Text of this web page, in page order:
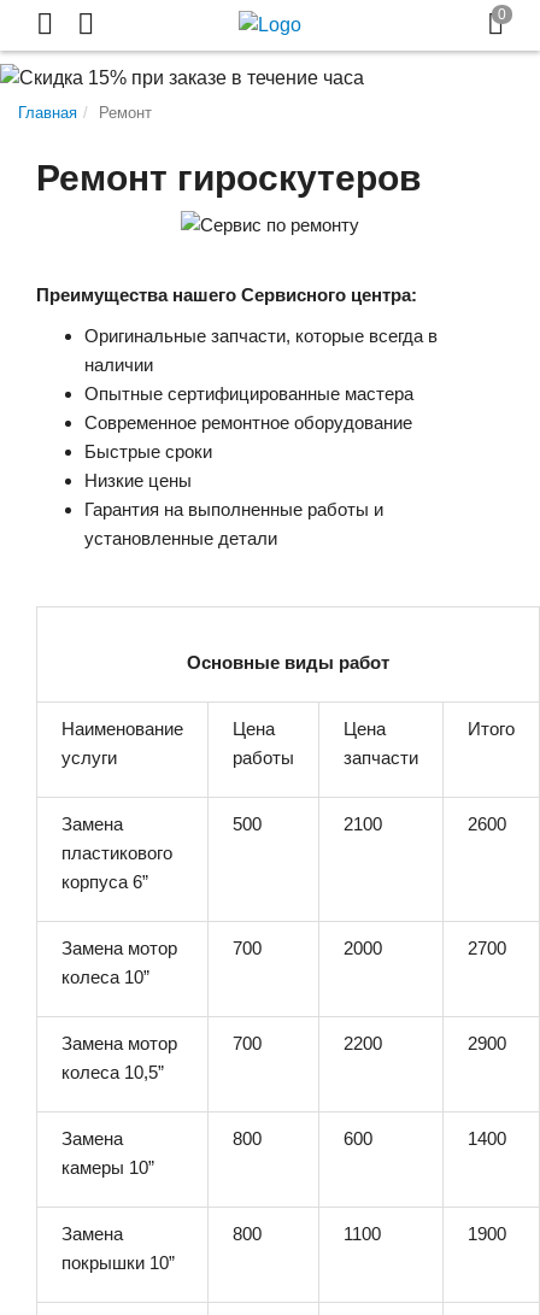
Главная Ремонт
Ремонт гироскутеров
Преимущества нашего Сервисного центра:
Оригинальные запчасти, которые всегда в
наличии
Опытные сертифицированные мастера
Современное ремонтное оборудование
Быстрые сроки
Низкие цены
Гарантия на выполненные работы и
установленные детали
Основные виды работ
Наименование
услуги
Цена
работы
Цена
запчасти
Итого
Замена
пластикового
корпуса 6”
500 2100 2600
Замена мотор
колеса 10”
700 2000 2700
Замена мотор
колеса 10,5”
700 2200 2900
Замена
камеры 10”
800 600 1400
Замена
покрышки 10”
800 1100 1900